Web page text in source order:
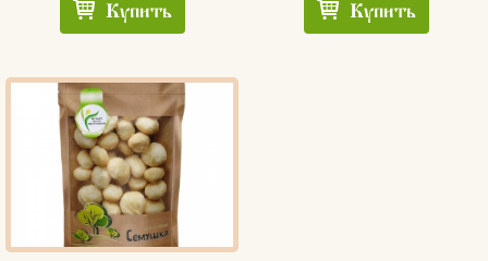
Купить Купить